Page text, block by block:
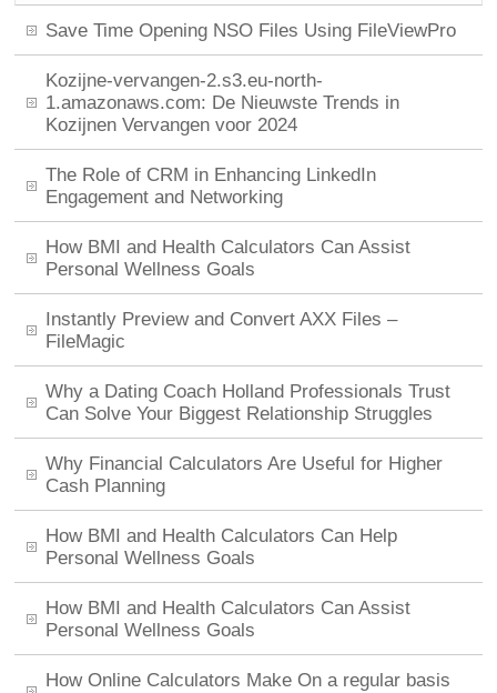
Save Time Opening NSO Files Using FileViewPro
Kozijne-vervangen-2.s3.eu-north-
1.amazonaws.com: De Nieuwste Trends in
Kozijnen Vervangen voor 2024
The Role of CRM in Enhancing LinkedIn
Engagement and Networking
How BMI and Health Calculators Can Assist
Personal Wellness Goals
Instantly Preview and Convert AXX Files –
FileMagic
Why a Dating Coach Holland Professionals Trust
Can Solve Your Biggest Relationship Struggles
Why Financial Calculators Are Useful for Higher
Cash Planning
How BMI and Health Calculators Can Help
Personal Wellness Goals
How BMI and Health Calculators Can Assist
Personal Wellness Goals
How Online Calculators Make On a regular basis